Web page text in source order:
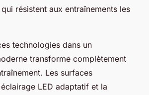
résistent aux entraînements les
technologies dans un
transforme complètement
Les surfaces
LED adaptatif et la